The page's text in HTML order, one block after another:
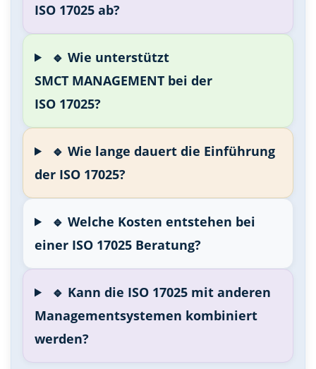
ISO 17025 ab?
🔹 Wie unterstützt
SMCT MANAGEMENT bei der
ISO 17025?
🔹 Wie lange dauert die Einführung
der ISO 17025?
🔹 Welche Kosten entstehen bei
einer ISO 17025 Beratung?
🔹 Kann die ISO 17025 mit anderen
Managementsystemen kombiniert
werden?